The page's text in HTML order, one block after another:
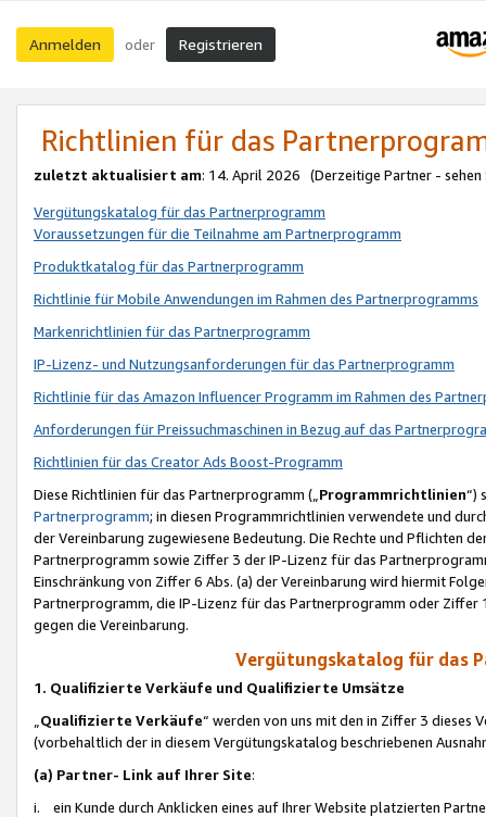
Anmelden oder Registrieren
Richtlinien für das
zuletzt aktualisiert am: 14. April 2026 (Derzeitige Partner - sehen
Vergütungskatalog für das Partnerprogramm
Voraussetzungen für die Teilnahme am Partnerprogramm
Produktkatalog für das Partnerprogramm
Richtlinie für Mobile Anwendungen im Rahmen des Partnerprogramms
Markenrichtlinien für das Partnerprogramm
IP-Lizenz- und Nutzungsanforderungen für das Partnerprogramm
Richtlinie für das Amazon Influencer Programm im Rahmen des
Anforderungen für Preissuchmaschinen in Bezug auf das
Richtlinien für das Creator Ads Boost-Programm
Diese Richtlinien für das Partnerprogramm („Programmrichtlinien“)
Partnerprogramm; in diesen Programmrichtlinien verwendete und
der Vereinbarung zugewiesene Bedeutung. Die Rechte und Pflichten
Partnerprogramm sowie Ziffer 3 der IP-Lizenz für das
Einschränkung von Ziffer 6 Abs. (a) der Vereinbarung wird hiermit
Partnerprogramm, die IP-Lizenz für das Partnerprogramm oder
gegen die Vereinbarung.
Vergütungskatalog für das
1. Qualifizierte Verkäufe und Qualifizierte Umsätze
Qualifizierte Verkäufe“ werden von uns mit den in Ziffer 3
(vorbehaltlich der in diesem Vergütungskatalog beschriebenen
(a) Partner- Link auf Ihrer Site:
i. ein Kunde durch Anklicken eines auf Ihrer Website platzierten